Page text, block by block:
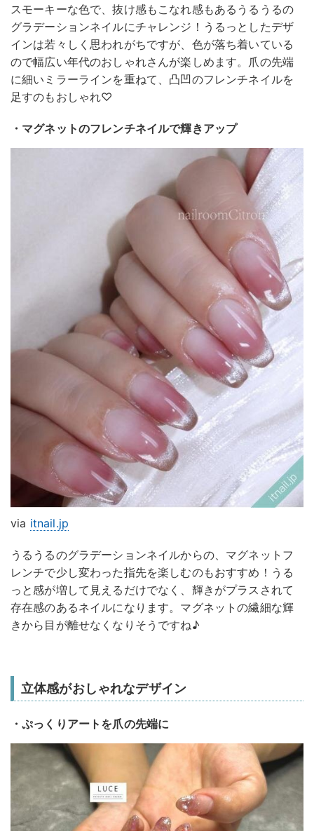
スモーキーな色で、抜け感もこなれ感もあるうるうるの
グラデーションネイルにチャレンジ！うるっとしたデザ
インは若々しく思われがちですが、色が落ち着いている
ので幅広い年代のおしゃれさんが楽しめます。爪の先端
に細いミラーラインを重ねて、凸凹のフレンチネイルを
足すのもおしゃれ♡
・マグネットのフレンチネイルで輝きアップ
via itnail.jp
うるうるのグラデーションネイルからの、マグネットフ
レンチで少し変わった指先を楽しむのもおすすめ！うる
っと感が増して見えるだけでなく、輝きがプラスされて
存在感のあるネイルになります。マグネットの繊細な輝
きから目が離せなくなりそうですね♪
立体感がおしゃれなデザイン
・ぷっくりアートを爪の先端に